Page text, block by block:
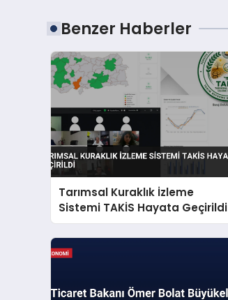
Benzer Haberler
Tarımsal Kuraklık İzleme
Sistemi TAKİS Hayata Geçirildi